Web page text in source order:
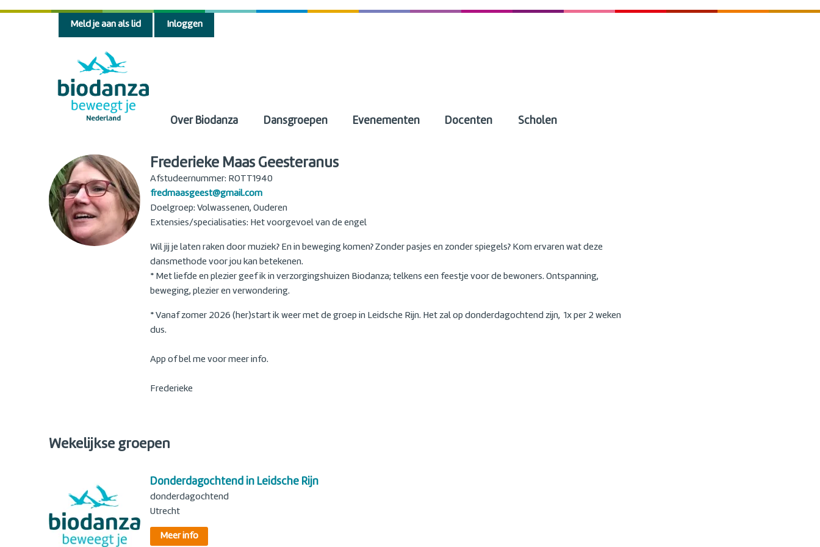
Meld je aan als lid Inloggen
Over Biodanza Dansgroepen Evenementen Docenten Scholen
Frederieke Maas Geesteranus
Afstudeernummer: ROTT1940
fredmaasgeest@gmail.com
Doelgroep: Volwassenen, Ouderen
Extensies/specialisaties: Het voorgevoel van de engel
Wil jij je laten raken door muziek? En in beweging komen? Zonder pasjes en zonder spiegels? Kom ervaren wat deze
dansmethode voor jou kan betekenen.
* Met liefde en plezier geef ik in verzorgingshuizen Biodanza; telkens een feestje voor de bewoners. Ontspanning,
beweging, plezier en verwondering.
* Vanaf zomer 2026 (her)start ik weer met de groep in Leidsche Rijn. Het zal op donderdagochtend zijn, 1x per 2 weken
dus.
App of bel me voor meer info.
Frederieke
Wekelijkse groepen
Donderdagochtend in Leidsche Rijn
donderdagochtend
Utrecht
Meer info